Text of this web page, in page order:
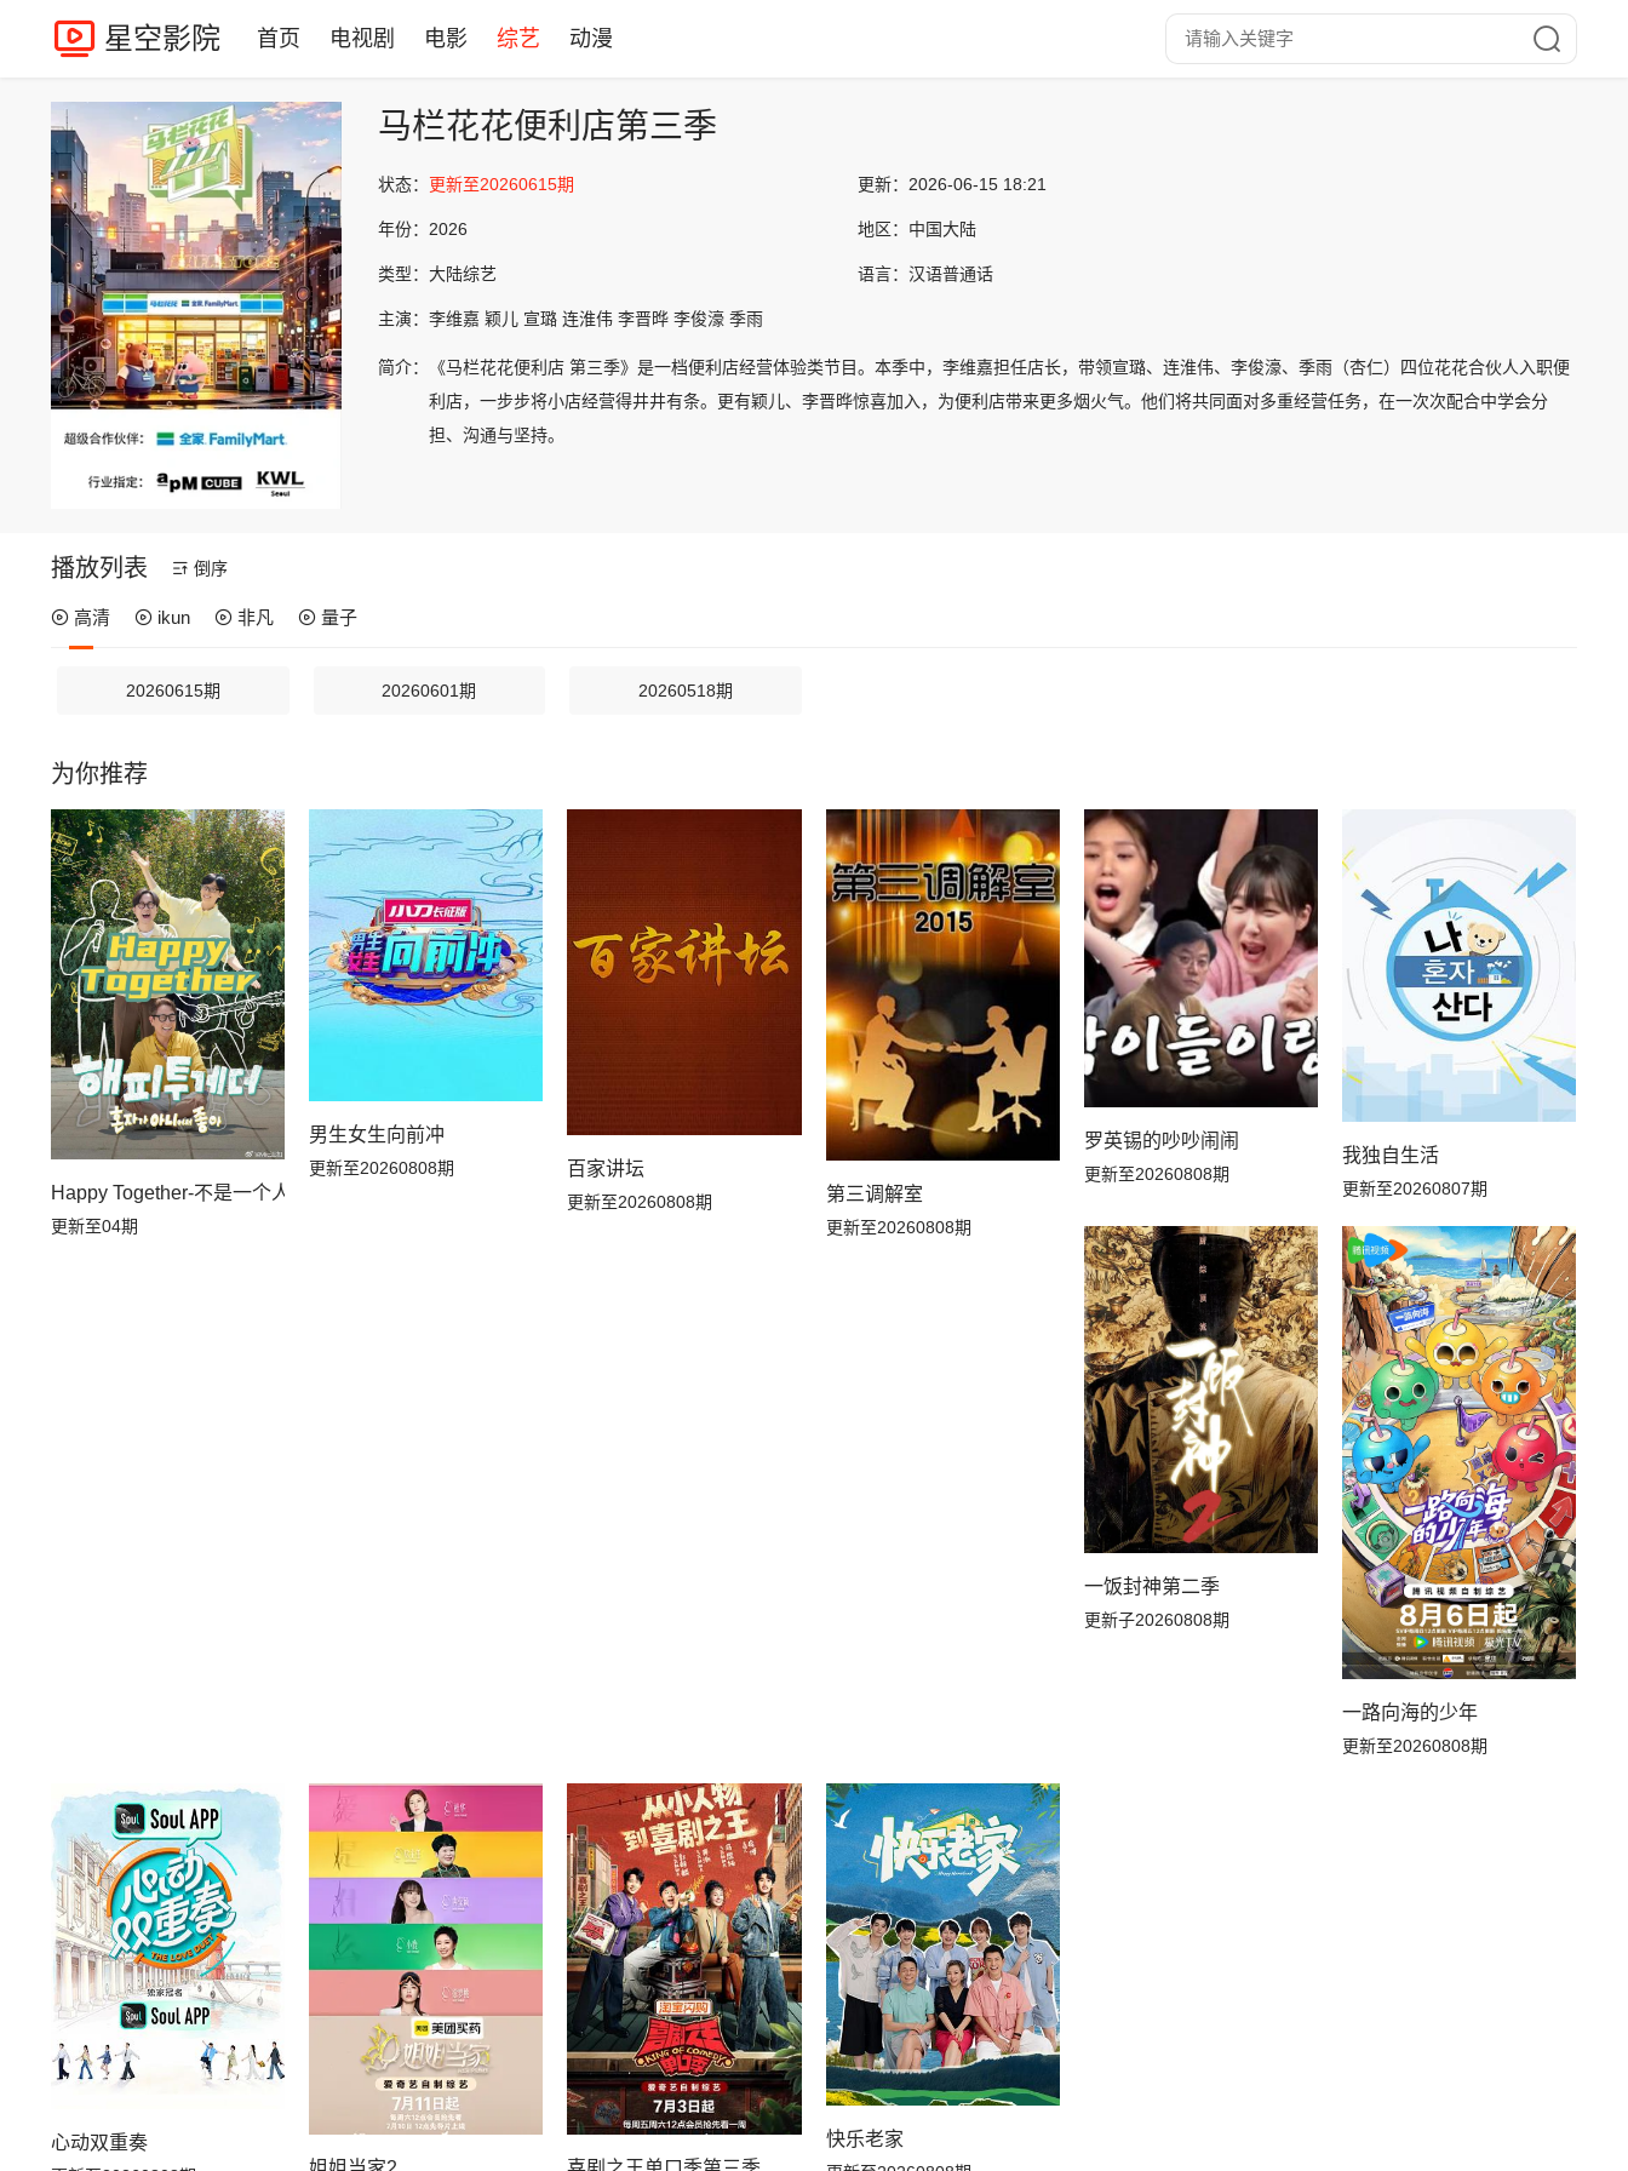
星空影院 首页 电视剧 电影 综艺 动漫
马栏花花便利店第三季
状态： 更新至20260615期 更新： 2026-06-15 18:21
年份： 2026 地区： 中国大陆
类型： 大陆综艺 语言： 汉语普通话
主演： 李维嘉 颖儿 宣璐 连淮伟 李晋晔 李俊濠 季雨
简介：
《马栏花花便利店 第三季》是一档便利店经营体验类节目。本季中，李维嘉担任店长，带领宣璐、连淮伟、李俊濠、季雨（杏仁）四位花花合伙人入职便
利店，一步步将小店经营得井井有条。更有颖儿、李晋晔惊喜加入，为便利店带来更多烟火气。他们将共同面对多重经营任务，在一次次配合中学会分
担、沟通与坚持。
播放列表 倒序
高清 ikun 非凡 量子
20260615期 20260601期 20260518期
为你推荐
Happy Together-不是一个人真好
更新至04期
男生女生向前冲
更新至20260808期 百家讲坛
更新至20260808期 第三调解室
更新至20260808期
罗英锡的吵吵闹闹
更新至20260808期
我独自生活
更新至20260807期
一饭封神第二季
更新子20260808期
一路向海的少年
更新至20260808期
心动双重奏 快乐老家